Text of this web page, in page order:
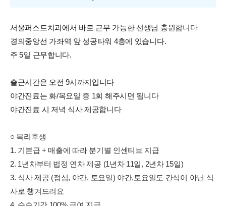
서울퍼스트치과에서 바로 근무 가능한 선생님 충원합니다
경의중앙선 가좌역 앞 성공타워 4층에 있습니다.
주 5일 근무합니다.
출근시간은 오전 9시까지입니다
야간진료는 화/목요일 중 1회 해주시면 됩니다
야간진료 시 저녁 식사 제공합니다
○ 복리후생
1. 기본급 + 매출에 따라 분기별 인센티브 지급
2. 1년차부터 법정 연차 제공 (1년차 11일, 2년차 15일)
3. 식사 제공 (점심, 야간, 토요일) 야간,토요일도 간식이 아닌 식
사로 챙겨드려요